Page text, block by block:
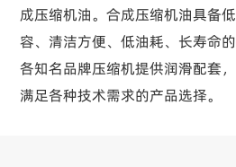
成压缩机油。合成压缩机油具备
容、清洁方便、低油耗、长寿命
各知名品牌压缩机提供润滑配套
满足各种技术需求的产品选择。